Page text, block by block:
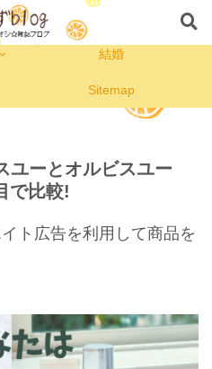
結婚
Sitemap
ユーとオルビスユー
で比較!
ト広告を利用して商品を